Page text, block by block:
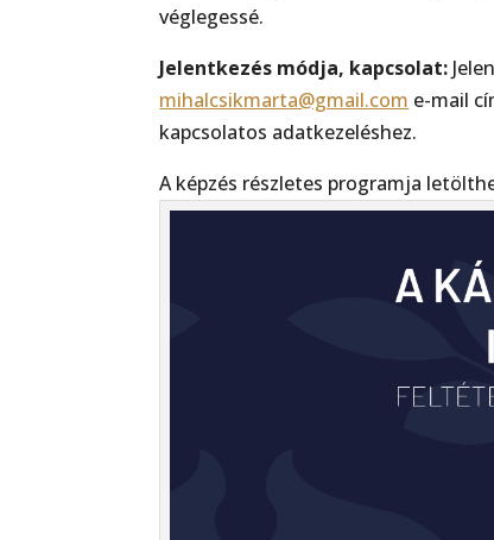
véglegessé.
Jelentkezés módja, kapcsolat:
mihalcsikmarta@gmail.com e-mail
kapcsolatos adatkezeléshez.
A képzés részletes programja